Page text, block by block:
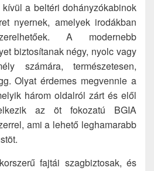
a beltéri dohányzókabinok
nyernek, amelyek irodákban
A modernebb
biztosítanak négy, nyolc vagy
számára, természetesen,
Olyat érdemes megvennie a
három oldalról zárt és elől
az öt fokozatú BGIA
ami a lehető leghamarabb
fajtái szagbiztosak, és